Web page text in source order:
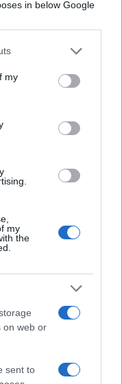
in below Google
my
my
the
on web or
sent to
non